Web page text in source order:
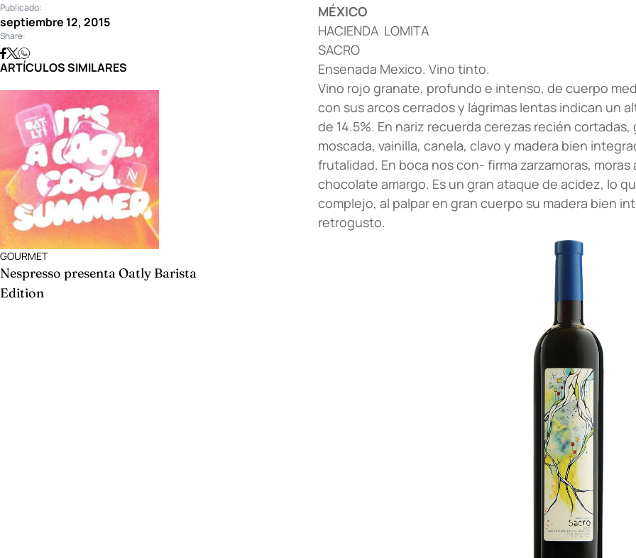
MÉXICO
HACIENDA LOMITA
SACRO
Ensenada Mexico. Vino tinto.
Vino rojo granate, profundo e intenso, de cuerpo
con sus arcos cerrados y lágrimas lentas indican un
de 14.5%. En nariz recuerda cerezas recién
moscada, vainilla, canela, clavo y madera bien
frutalidad. En boca nos con- firma zarzamoras, moras
chocolate amargo. Es un gran ataque de acidez, lo
complejo, al palpar en gran cuerpo su madera bien
retrogusto.
Publicado:
septiembre 12, 2015
Share:
ARTÍCULOS SIMILARES
GOURMET
Nespresso presenta Oatly Barista
Edition